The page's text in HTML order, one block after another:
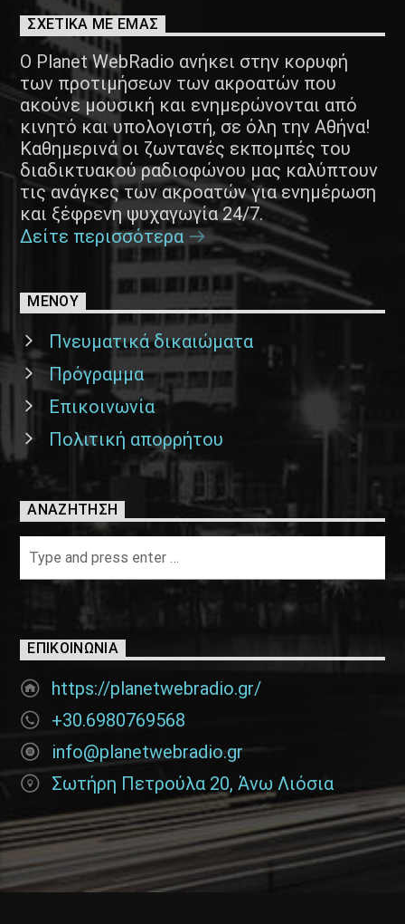
ΣΧΕΤΙΚΑ ΜΕ ΕΜΑΣ
Ο Planet WebRadio ανήκει στην κορυφή
των προτιμήσεων των ακροατών που
ακούνε μουσική και ενημερώνονται από
κινητό και υπολογιστή, σε όλη την Αθήνα!
Καθημερινά οι ζωντανές εκπομπές του
διαδικτυακού ραδιοφώνου μας καλύπτουν
τις ανάγκες των ακροατών για ενημέρωση
και ξέφρενη ψυχαγωγία 24/7.
Δείτε περισσότερα
ΜΕΝΟΥ
Πνευματικά δικαιώματα
Πρόγραμμα
Επικοινωνία
Πολιτική απορρήτου
ΑΝΑΖΉΤΗΣΗ
ΕΠΙΚΟΙΝΩΝΊΑ
https://planetwebradio.gr/
+30.6980769568
info@planetwebradio.gr
Σωτήρη Πετρούλα 20, Άνω Λιόσια